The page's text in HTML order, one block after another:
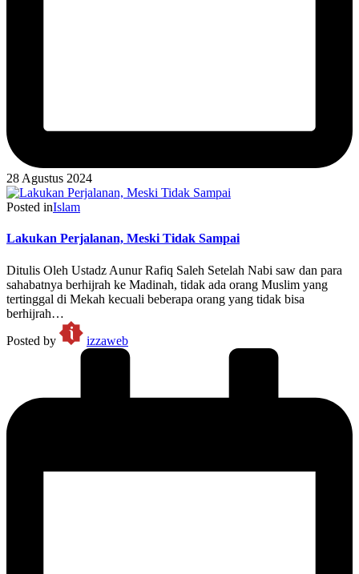
28 Agustus 2024
Posted inIslam
Lakukan Perjalanan, Meski Tidak Sampai
Ditulis Oleh Ustadz Aunur Rafiq Saleh Setelah Nabi saw dan para
sahabatnya berhijrah ke Madinah, tidak ada orang Muslim yang
tertinggal di Mekah kecuali beberapa orang yang tidak bisa
berhijrah…
Posted by
izzaweb